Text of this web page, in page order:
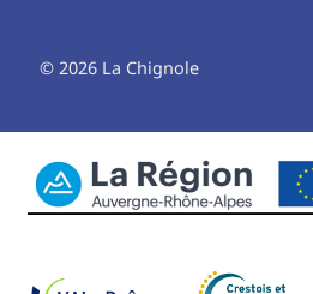
© 2026 La Chignole